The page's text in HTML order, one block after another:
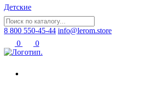
Детские
8 800 550-45-44 info@lerom.store
0
0